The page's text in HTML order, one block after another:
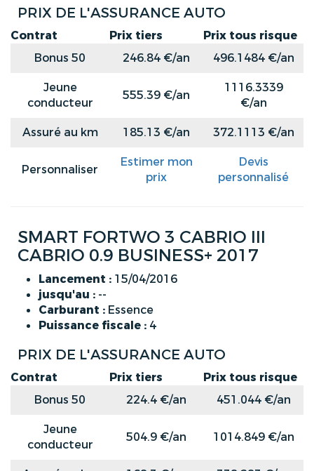
PRIX DE L'ASSURANCE AUTO
Contrat Prix tiers
Prix tous risque
Bonus 50
246.84 €/an
496.1484 €/an
Jeune
conducteur
555.39 €/an
1116.3339
€/an
Assuré au km
185.13 €/an 372.1113 €/an
Personnaliser
Estimer mon
prix
Devis
personnalisé
SMART FORTWO 3 CABRIO III
CABRIO 0.9 BUSINESS+ 2017
Lancement : 15/04/2016
jusqu'au : --
Carburant : Essence
Puissance fiscale : 4
PRIX DE L'ASSURANCE AUTO
Contrat Prix tiers
Prix tous risque
Bonus 50
224.4 €/an
451.044 €/an
Jeune
conducteur
504.9 €/an 1014.849 €/an